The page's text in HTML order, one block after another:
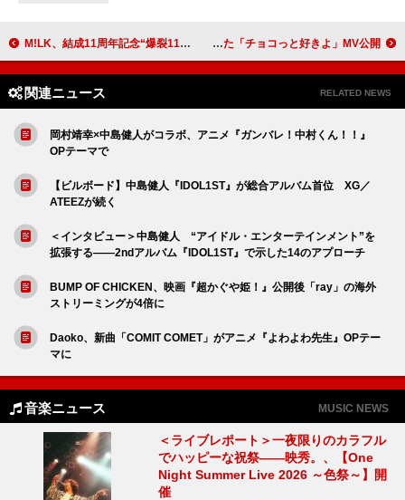
M!LK、結成11周年記念“爆裂11時間生配信”をBlu-ray＆DVD化 asmi、揺れる恋心をアニメーションでも表現した「チョコっと好きよ」MV公開
関連ニュース RELATED NEWS
岡村靖幸×中島健人がコラボ、アニメ『ガンバレ！中村くん！！』
OPテーマで
【ビルボード】中島健人『IDOL1ST』が総合アルバム首位 XG／
ATEEZが続く
＜インタビュー＞中島健人 “アイドル・エンターテインメント”を
拡張する――2ndアルバム『IDOL1ST』で示した14のアプローチ
BUMP OF CHICKEN、映画『超かぐや姫！』公開後「ray」の海外
ストリーミングが4倍に
Daoko、新曲「COMIT COMET」がアニメ『よわよわ先生』OPテー
マに
音楽ニュース MUSIC NEWS
＜ライブレポート＞一夜限りのカラフル
でハッピーな祝祭――映秀。、【One
Night Summer Live 2026 ～色祭～】開
催